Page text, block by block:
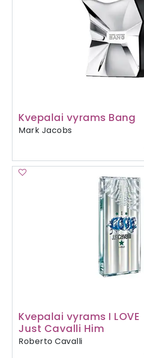
Kvepalai vyrams Bang
Mark Jacobs
Kvepalai vyrams I LOVE
Just Cavalli Him
Roberto Cavalli